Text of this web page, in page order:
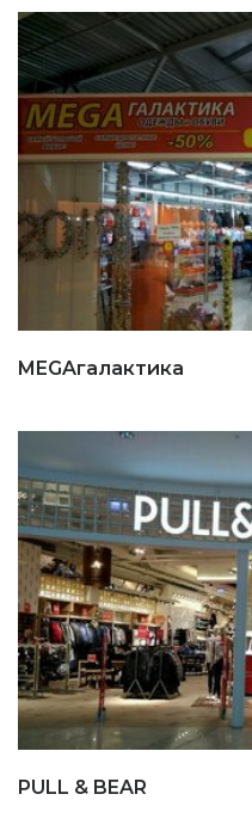
MEGAгалактика
PULL & BEAR